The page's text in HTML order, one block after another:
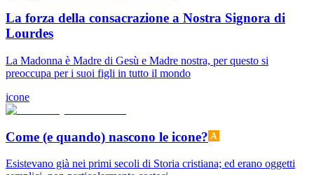
La forza della consacrazione a Nostra Signora di
Lourdes
La Madonna è Madre di Gesù e Madre nostra, per questo si
preoccupa per i suoi figli in tutto il mondo
icone
Come (e quando) nascono le icone?
Esistevano già nei primi secoli di Storia cristiana; ed erano oggetti